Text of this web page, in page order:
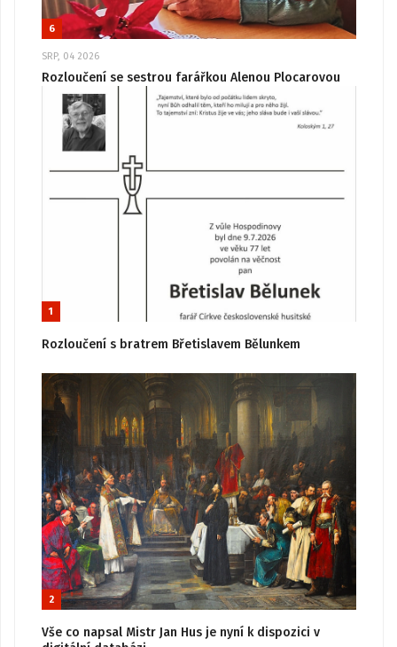
6
SRP, 04 2026
Rozloučení se sestrou farářkou Alenou Plocarovou
1
Rozloučení s bratrem Břetislavem Bělunkem
2
Vše co napsal Mistr Jan Hus je nyní k dispozici v